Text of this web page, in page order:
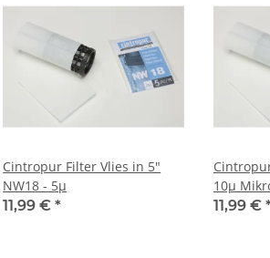
Cintropur Filter Vlies in 5"
NW18 - 5µ
11,99 €*
10µ
NW18
11,99 €